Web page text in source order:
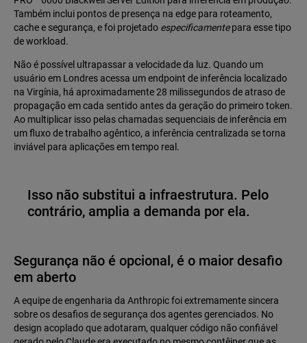
Também inclui pontos de presença na edge para roteamento,
cache e segurança, e foi projetado especificamentepara esse tipo
de workload.
Não é possível ultrapassar a velocidade da luz. Quando um
usuário em Londres acessa um endpoint de inferência localizado
na Virgínia, há aproximadamente 28 milissegundos de atraso de
propagação em cada sentido antes da geração do primeiro token.
Ao multiplicar isso pelas chamadas sequenciais de inferência em
um fluxo de trabalho agêntico, a inferência centralizada se torna
inviável para aplicações em tempo real.
Isso não substitui a infraestrutura. Pelo
contrário, amplia a demanda por ela.
Segurança não é opcional, é o maior desafio
em aberto
A equipe de engenharia da Anthropic foi extremamente sincera
sobre os desafios de segurança dos agentes gerenciados. No
design acoplado que adotaram, qualquer código não confiável